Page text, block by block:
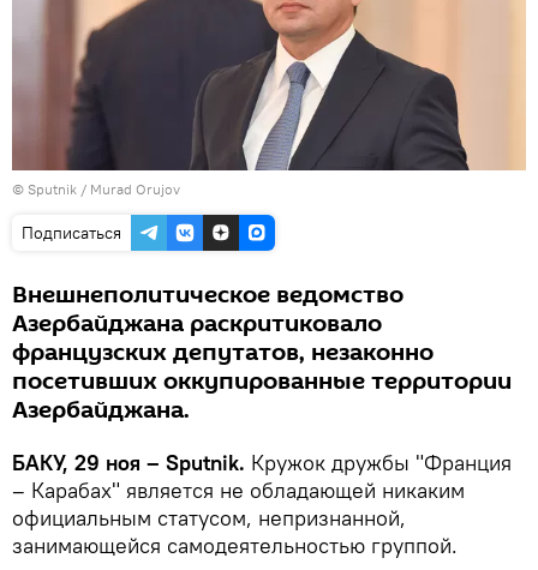
© Sputnik / Murad Orujov
Подписаться
Внешнеполитическое ведомство
Азербайджана раскритиковало
французских депутатов, незаконно
посетивших оккупированные территории
Азербайджана.
БАКУ, 29 ноя – Sputnik. Кружок дружбы "Франция
– Карабах" является не обладающей никаким
официальным статусом, непризнанной,
занимающейся самодеятельностью группой.